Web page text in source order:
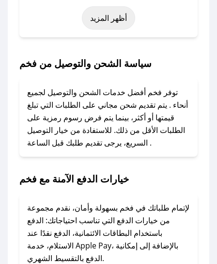
الأضحى، الجمعة البيضاء (شهر نوفمبر)، رمضان،
اليوم الوطني، يوم التأسيس، أو حتى عروض خاصة
باستخدام تطبيق صحصح، يمكنك العثور بسهولة على
معنا عبر تويتر أو البريد الإلكتروني لإضافته بسرعة.
### كيفية استخدام كود خصم فخم؟
1. انسخ كود الخصم من تطبيق صحصح.
2. الصقه في خانة الدفع عند التسوق من فخم.
لا تقلق! يمكنك التواصل مع فريق دعم صحصح عبر
وسنقوم بحل المشكلة في أسرع وقت ممكن.
### ماذا أفعل إذا لم أجد كود خصم لمتجري
المفضل؟
في حال عدم توفر كوبونات لمتجرك المفضل، يمكنك
أظهر المزيد
سياسة الشحن والتوصيل من فخم
توفر فخم أفضل خدمات الشحن والتوصيل لجميع
أنحاء . يتم تقديم شحن مجاني على الطلبات التي تبلغ
قيمتها أو أكثر، بينما يتم فرض رسوم رمزية على
الطلبات الأقل من ذلك. للاستفادة من خيار التوصيل
السريع، يرجى تقديم طلبك قبل الساعة .
خيارات الدفع الآمنة مع فخم
لإتمام طلباتك في فخم بسهولة وأمان، نقدم مجموعة
من خيارات الدفع التي تناسب احتياجاتك: الدفع
باستخدام البطاقات الائتمانية، الدفع نقدًا عند
الاستلام، خدمة Apple Pay، بالإضافة إلى إمكانية
الدفع بالتقسيط الشهري.